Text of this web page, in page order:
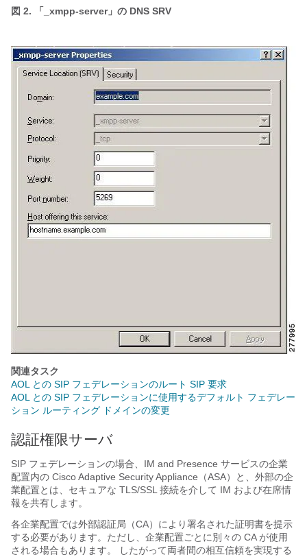
図 2. 「_xmpp-server」の DNS SRV
関連タスク
AOL との SIP フェデレーションのルート SIP 要求
AOL との SIP フェデレーションに使用するデフォルト フェデレー
ション ルーティング ドメインの変更
認証権限サーバ
SIP フェデレーションの場合、 IM and Presence サービスの企業
配置内の CiscoAdaptive Security Appliance（ASA）
と、外部の企
業配置とは、セキュアな TLS/SSL 接続を介して IM および在席情
報を共有します。
各企業配置では外部認証局（CA）により署名された証明書を提示
する必要があります。ただし、企業配置ごとに別々の CA が使用
される場合もあります。 したがって両者間の相互信頼を実現する